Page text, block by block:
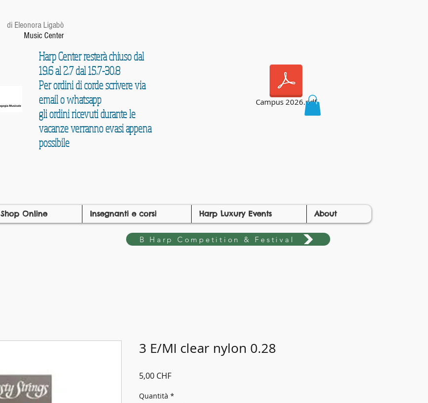
di Eleonora Ligabò
Music Center
Harp Center resterà chiuso dal
19.6 al 2.7 dal 15.7-30.8
Per ordini di corde scrivere via
email o whatsapp
gli ordini ricevuti durante le
vacanze verranno evasi appena
possibile
Campus 2026.pdf
Shop Online Insegnanti e corsi Harp Luxury Events About
B Harp Competition & Festival
3 E/MI clear nylon 0.28
5,00 CHFPrezzo
Quantità *